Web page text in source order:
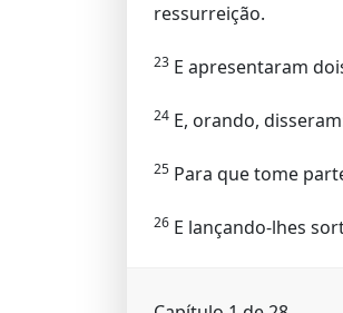
ressurreição.
23 E apresentaram
24 E, orando,
25 Para que tome
26 E lançando-lhes